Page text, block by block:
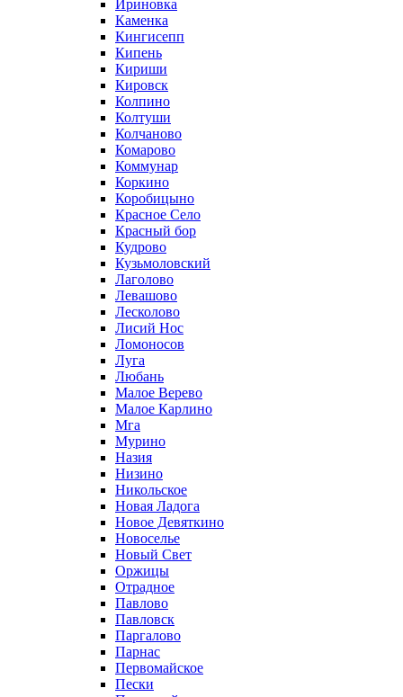
Ириновка
Каменка
Кингисепп
Кипень
Кириши
Кировск
Колпино
Колтуши
Колчаново
Комарово
Коммунар
Коркино
Коробицыно
Красное Село
Красный бор
Кудрово
Кузьмоловский
Лаголово
Левашово
Лесколово
Лисий Нос
Ломоносов
Луга
Любань
Малое Верево
Малое Карлино
Мга
Мурино
Назия
Низино
Никольское
Новая Ладога
Новое Девяткино
Новоселье
Новый Свет
Оржицы
Отрадное
Павлово
Павловск
Паргалово
Парнас
Первомайское
Пески